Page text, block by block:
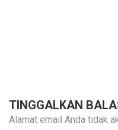
TINGGALKAN
Alamat email Anda tidak